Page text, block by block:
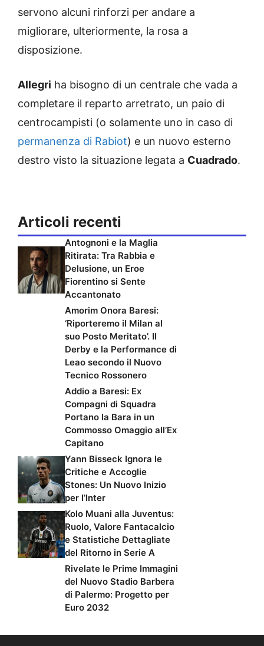
servono alcuni rinforzi per andare a
migliorare, ulteriormente, la rosa a
disposizione.
Allegri ha bisogno di un centrale che vada a
completare il reparto arretrato, un paio di
centrocampisti (o solamente uno in caso di
permanenza di Rabiot) e un nuovo esterno
destro visto la situazione legata a Cuadrado.
Articoli recenti
Antognoni e la Maglia
Ritirata: Tra Rabbia e
Delusione, un Eroe
Fiorentino si Sente
Accantonato
Amorim Onora Baresi:
‘Riporteremo il Milan al
suo Posto Meritato’. Il
Derby e la Performance di
Leao secondo il Nuovo
Tecnico Rossonero
Addio a Baresi: Ex
Compagni di Squadra
Portano la Bara in un
Commosso Omaggio all’Ex
Capitano
Yann Bisseck Ignora le
Critiche e Accoglie
Stones: Un Nuovo Inizio
per l’Inter
Kolo Muani alla Juventus:
Ruolo, Valore Fantacalcio
e Statistiche Dettagliate
del Ritorno in Serie A
Rivelate le Prime Immagini
del Nuovo Stadio Barbera
di Palermo: Progetto per
Euro 2032